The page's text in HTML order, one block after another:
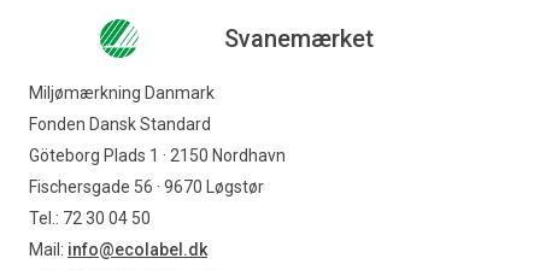
Indkøber
Offentlig indkøber
Svanemærket
Svanemærket
Miljømærkning Danmark
Fonden Dansk Standard
Göteborg Plads 1 · 2150 Nordhavn
Fischersgade 56 · 9670 Løgstør
Tel.: 72 30 04 50
Mail: info@ecolabel.dk